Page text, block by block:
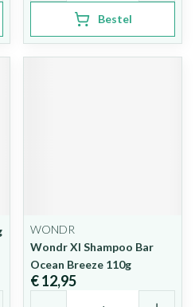
Bestel
WONDR
Wondr Xl Shampoo Bar
Ocean Breeze 110g
€ 12,95